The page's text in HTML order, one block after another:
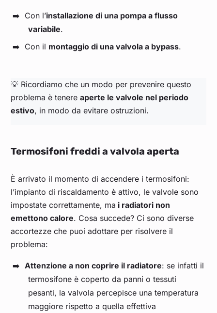
Con l’installazione di una pompa a flusso
variabile.
Con il montaggio di una valvola a bypass.
💡 Ricordiamo che un modo per prevenire questo
problema è tenereaperte le valvole nel periodo
estivo, in modo da evitare ostruzioni.
Termosifoni freddi a valvola aperta
È arrivato il momento di accendere i termosifoni:
l’impianto di riscaldamento è attivo, le valvole sono
impostate correttamente, ma i radiatori non
emettono calore. Cosa succede? Ci sono diverse
accortezze che puoi adottare per risolvere il
problema:
Attenzione a non coprire il radiatore: se infatti il
termosifone è coperto da panni o tessuti
pesanti, la valvola percepisce una temperatura
maggiore rispetto a quella effettiva